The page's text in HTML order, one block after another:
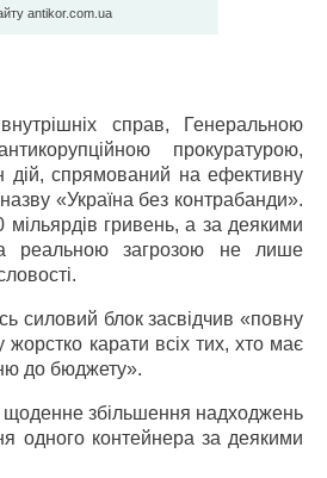
antikor.com.ua
справ, Генеральною
прокуратурою,
спрямований на ефективну
«Україна без контрабанди».
гривень, а за деякими
реальною загрозою не лише
силовий блок засвідчив «повну
жорстко карати всіх тих, хто має
до бюджету».
щоденне збільшення надходжень
одного контейнера за деякими